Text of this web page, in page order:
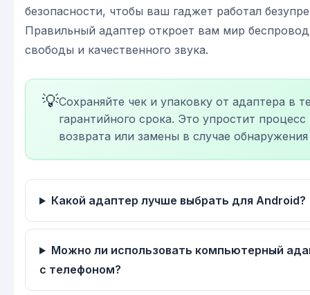
безопасности, чтобы ваш гаджет работал
Правильный адаптер откроет вам мир
свободы и качественного звука.
💡Сохраняйте чек и упаковку от адаптера в
гарантийного срока. Это упростит процесс
возврата или замены в случае обнаружения
Какой адаптер лучше выбрать для Android?
Можно ли использовать компьютерный
с телефоном?